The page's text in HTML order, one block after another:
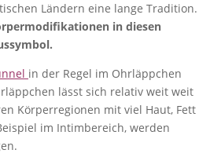
Ländern eine lange Tradition.
in diesen
in der Regel im Ohrläppchen
lässt sich relativ weit weit
Körperregionen mit viel Haut, Fett
im Intimbereich, werden